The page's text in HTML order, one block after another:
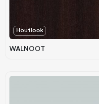
Houtlook
WALNOOT